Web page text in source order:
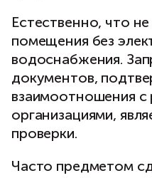
Естественно, что
помещения без
водоснабжения.
документов,
взаимоотношения
организациями,
проверки.
Часто предметом